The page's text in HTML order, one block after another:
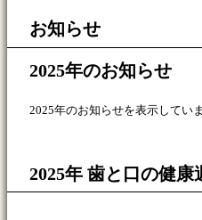
お知らせ
2025年のお知らせ
2025年のお知らせを表示していま
2025年 歯と口の健康